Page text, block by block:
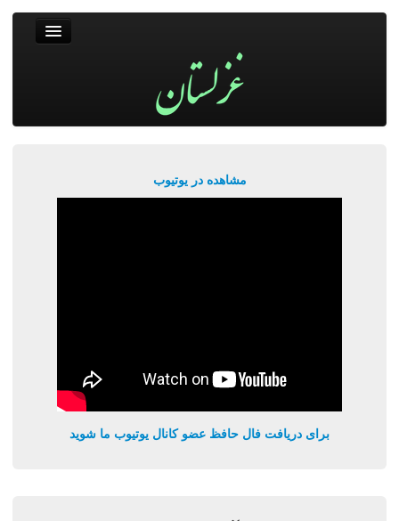
مشاهده در یوتیوب
برای دریافت فال حافظ عضو کانال یوتیوب ما شوید